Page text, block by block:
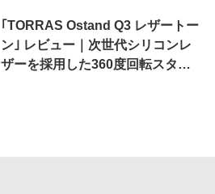
｢TORRAS Ostand Q3 レザートー
ン｣ レビュー｜次世代シリコンレ
ザーを採用した360度回転スタン